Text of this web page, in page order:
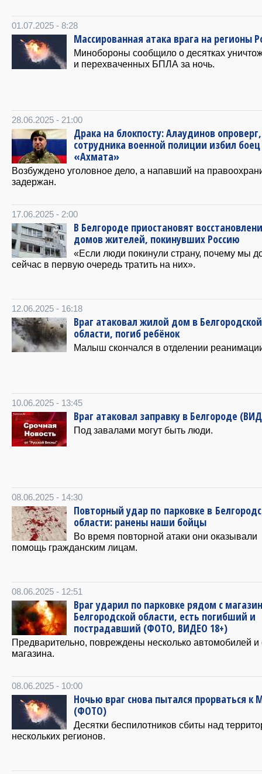
01.07.2025 - 8:28
Массированная атака врага на регионы
Минобороны сообщило о десятках
и перехваченных БПЛА за ночь.
28.06.2025 - 21:00
Драка на блокпосту: Алаудинов
сотрудника военной полиции избил боец
«Ахмата»
Возбуждено уголовное дело, а напавший на
задержан.
17.06.2025 - 2:00
В Белгороде приостановят
домов жителей, покинувших Россию
«Если люди покинули страну, почему мы
сейчас в первую очередь тратить на них».
12.06.2025 - 16:18
Враг атаковал жилой дом в Белгородской
области, погиб ребёнок
Малыш скончался в отделении
10.06.2025 - 13:45
Враг атаковал заправку в Белгороде
Под завалами могут быть люди.
08.06.2025 - 14:30
Повторный удар по парковке в
области: ранены наши бойцы
Во время повторной атаки они оказывали
помощь гражданским лицам.
08.06.2025 - 12:51
Враг ударил по парковке рядом с
Белгородской области, есть погибший и
пострадавший (ФОТО, ВИДЕО 18+)
Предварительно, повреждены несколько автомобилей
магазина.
08.06.2025 - 10:00
Ночью враг снова пытался прорваться к
(ФОТО)
Десятки беспилотников сбиты над
нескольких регионов.